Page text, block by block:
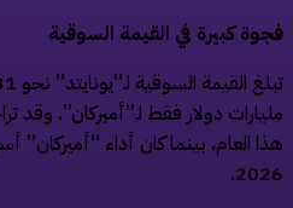
كبيرة في القيمة السوقية